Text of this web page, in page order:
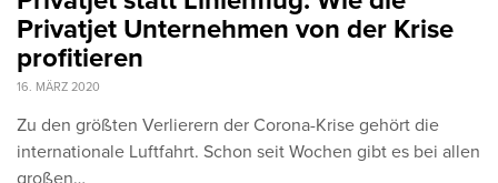
Privatjet Unternehmen von der Krise
profitieren
16. MÄRZ 2020
Zu den größten Verlierern der Corona-Krise gehört die
internationale Luftfahrt. Schon seit Wochen gibt es bei allen